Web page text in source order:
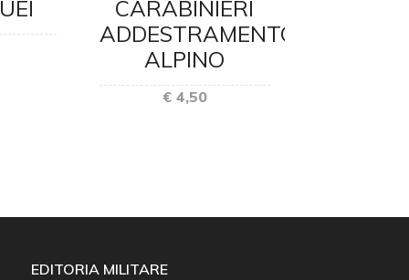
CARABINIERI
ADDESTRAMENTO
ALPINO
€ 4,50
EDITORIA MILITARE